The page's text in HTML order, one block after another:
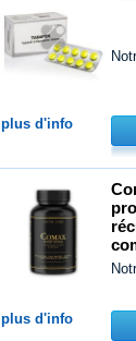
plus d'info
plus d'info